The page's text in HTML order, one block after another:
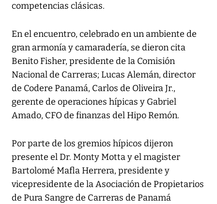
competencias clásicas.
En el encuentro, celebrado en un ambiente de
gran armonía y camaradería, se dieron cita
Benito Fisher, presidente de la Comisión
Nacional de Carreras; Lucas Alemán, director
de Codere Panamá, Carlos de Oliveira Jr.,
gerente de operaciones hípicas y Gabriel
Amado, CFO de finanzas del Hipo Remón.
Por parte de los gremios hípicos dijeron
presente el Dr. Monty Motta y el magister
Bartolomé Mafla Herrera, presidente y
vicepresidente de la Asociación de Propietarios
de Pura Sangre de Carreras de Panamá